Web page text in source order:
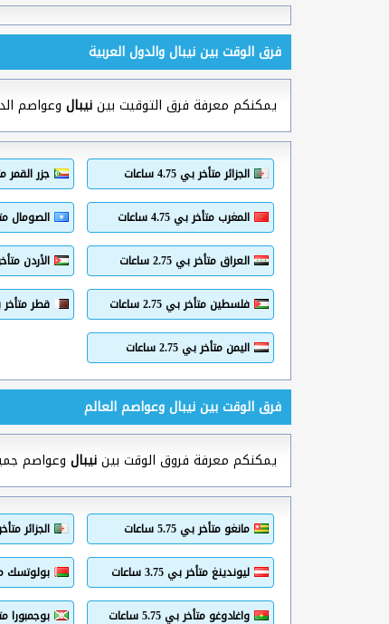
فرق الوقت بين نيبال والدول العربية
يمكنكم معرفة فرق التوقيت بيننيبالوعواصم
الجزائر متأخر بي 4.75 ساعات جزر القمر متأخر
المغرب متأخر بي 4.75 ساعات الصومال متأخر
العراق متأخر بي 2.75 ساعات الأردن متأخر بي
فلسطين متأخر بي 2.75 ساعات قطر متأخر بي 2.75
اليمن متأخر بي 2.75 ساعات
فرق الوقت بين نيبال وعواصم العالم
يمكنكم معرفة فروق الوقت بيننيبالوعواصم
مانغو متأخر بي 5.75 ساعات الجزائر متأخر بي
ليوندينغ متأخر بي 3.75 ساعات بولوتسك متأخر
واغادوغو متأخر بي 5.75 ساعات بوجمبورا متأخر